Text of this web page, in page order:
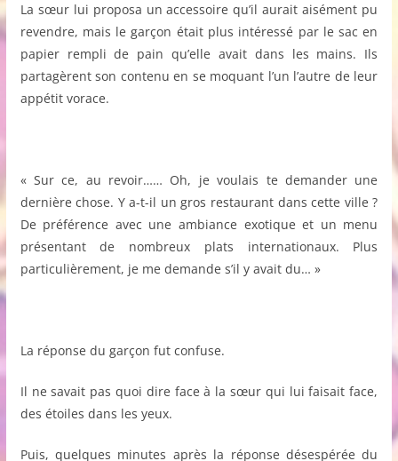
La sœur lui proposa un accessoire qu’il aurait aisément pu
revendre, mais le garçon était plus intéressé par le sac en
papier rempli de pain qu’elle avait dans les mains. Ils
partagèrent son contenu en se moquant l’un l’autre de leur
appétit vorace.
« Sur ce, au revoir…… Oh, je voulais te demander une
dernière chose. Y a-t-il un gros restaurant dans cette ville ?
De préférence avec une ambiance exotique et un menu
présentant de nombreux plats internationaux. Plus
particulièrement, je me demande s’il y avait du… »
La réponse du garçon fut confuse.
Il ne savait pas quoi dire face à la sœur qui lui faisait face,
des étoiles dans les yeux.
Puis, quelques minutes après la réponse désespérée du